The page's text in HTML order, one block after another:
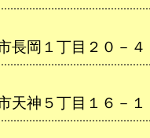
岡１丁目２０－４
神５丁目１６－１